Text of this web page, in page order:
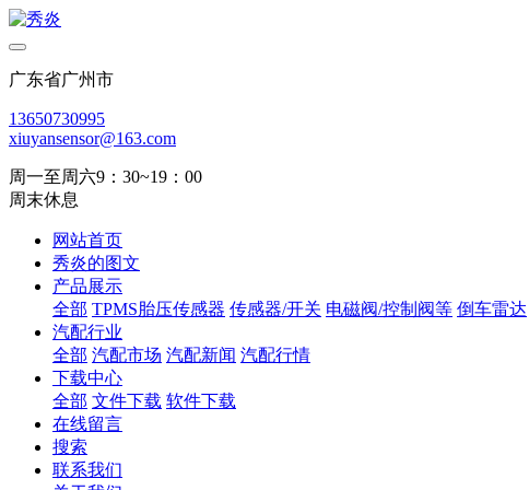
广东省广州市
13650730995
xiuyansensor@163.com
周一至周六9：30~19：00
周末休息
网站首页
秀炎的图文
产品展示
全部 TPMS胎压传感器 传感器/开关 电磁阀/控制阀等 倒车雷达
汽配行业
全部 汽配市场 汽配新闻 汽配行情
下载中心
全部 文件下载 软件下载
在线留言
搜索
联系我们